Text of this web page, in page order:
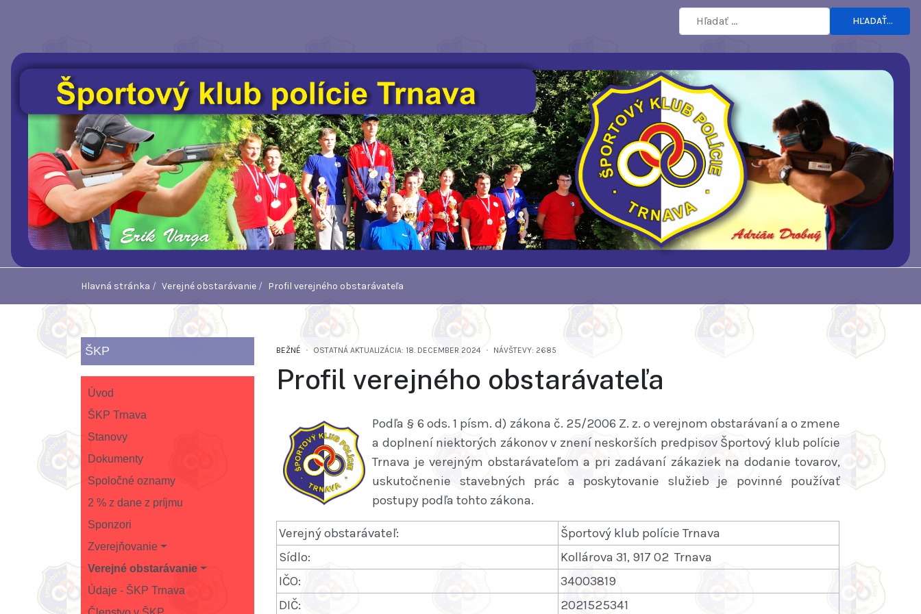
HĽADAŤ...
Hlavná stránka Verejné obstarávanie Profil verejného obstarávateľa
BEŽNÉ OSTATNÁ AKTUALIZÁCIA: 18. DECEMBER 2024 NÁVŠTEVY: 2685
Profil verejného obstarávateľa
Podľa § 6 ods. 1 písm. d) zákona č. 25/2006 Z. z. o verejnom obstarávaní a o zmene
a doplnení niektorých zákonov v znení neskorších predpisov Športový klub polície
Trnava je verejným obstarávateľom a pri zadávaní zákaziek na dodanie tovarov,
uskutočnenie stavebných prác a poskytovanie služieb je povinné používať
postupy podľa tohto zákona.
Verejný obstarávateľ:
Športový klub polície Trnava
Sídlo:
Kollárova 31, 917 02 Trnava
IČO:
34003819
DIČ:
2021525341
ŠKP
Úvod
ŠKP Trnava
Stanovy
Dokumenty
Spoločné oznamy
2 % z dane z príjmu
Sponzori
Zverejňovanie
Verejné obstarávanie
Údaje - ŠKP Trnava